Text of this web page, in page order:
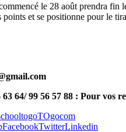
le 28 août prendra
points et se positionne pour le
64/ 99 56 57 88 : Pour vos
togoTOgocom
FacebookTwitterLinkedin